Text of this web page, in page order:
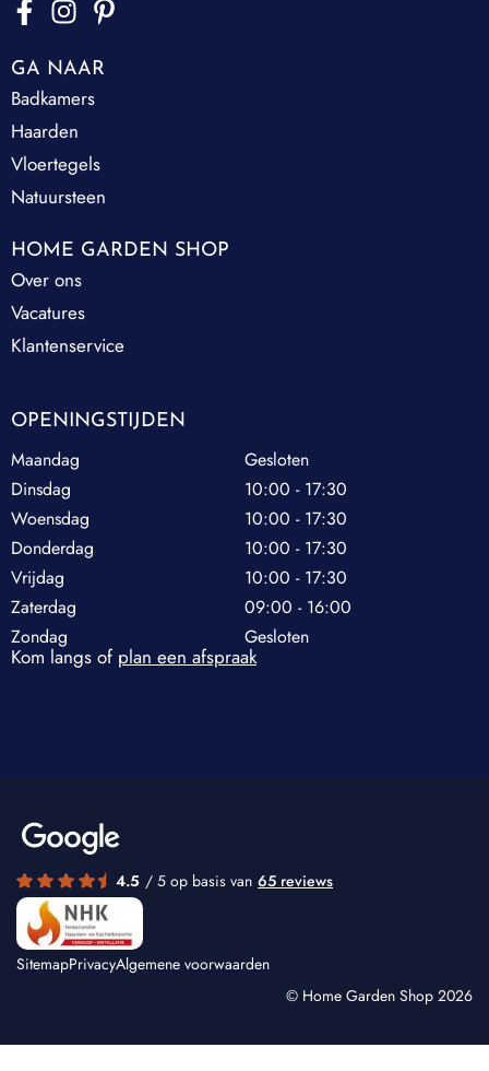
GA NAAR
Badkamers
Haarden
Vloertegels
Natuursteen
HOME GARDEN SHOP
Over ons
Vacatures
Klantenservice
OPENINGSTIJDEN
Maandag
Gesloten
Dinsdag
10:00 - 17:30
Woensdag
10:00 - 17:30
Donderdag
10:00 - 17:30
Vrijdag
10:00 - 17:30
Zaterdag
09:00 - 16:00
Zondag
Gesloten
Kom langs of plan een afspraak
4.5 / 5 op basis van 65 reviews
SitemapPrivacyAlgemene voorwaarden
© Home Garden Shop 2026